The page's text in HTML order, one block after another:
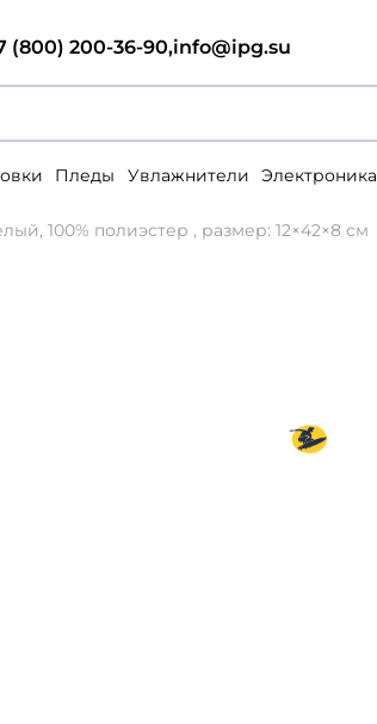
(800) 200-36-90,info@ipg.su
Пледы Увлажнители Электроника
100% полиэстер , размер: 12×42×8 см